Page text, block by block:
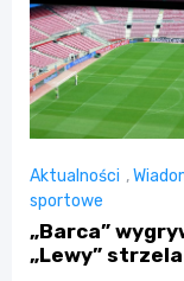
Aktualności ,
sportowe
„Barca”
„Lewy” strzela